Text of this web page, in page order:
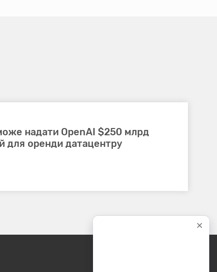
надати OpenAI $250 млрд
для оренди датацентру